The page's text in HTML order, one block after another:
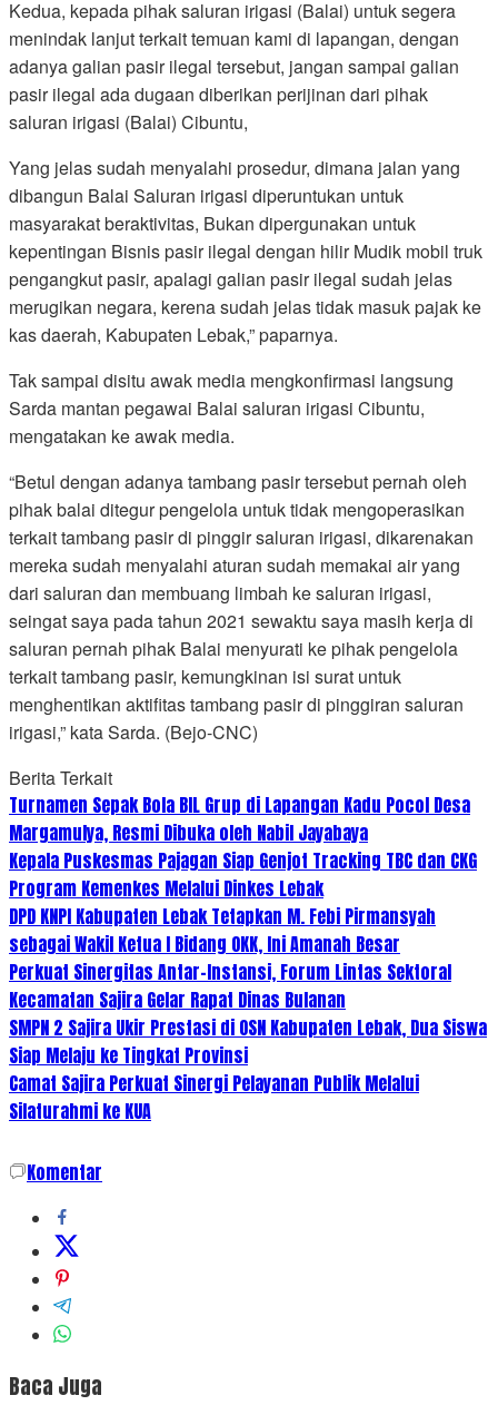
Kedua, kepada pihak saluran irigasi (Balai) untuk segera
menindak lanjut terkait temuan kami di lapangan, dengan
adanya galian pasir ilegal tersebut, jangan sampai galian
pasir ilegal ada dugaan diberikan perijinan dari pihak
saluran irigasi (Balai) Cibuntu,
Yang jelas sudah menyalahi prosedur, dimana jalan yang
dibangun Balai Saluran irigasi diperuntukan untuk
masyarakat beraktivitas, Bukan dipergunakan untuk
kepentingan Bisnis pasir ilegal dengan hilir Mudik mobil truk
pengangkut pasir, apalagi galian pasir ilegal sudah jelas
merugikan negara, kerena sudah jelas tidak masuk pajak ke
kas daerah, Kabupaten Lebak,” paparnya.
Tak sampai disitu awak media mengkonfirmasi langsung
Sarda mantan pegawai Balai saluran irigasi Cibuntu,
mengatakan ke awak media.
“Betul dengan adanya tambang pasir tersebut pernah oleh
pihak balai ditegur pengelola untuk tidak mengoperasikan
terkait tambang pasir di pinggir saluran irigasi, dikarenakan
mereka sudah menyalahi aturan sudah memakai air yang
dari saluran dan membuang limbah ke saluran irigasi,
seingat saya pada tahun 2021 sewaktu saya masih kerja di
saluran pernah pihak Balai menyurati ke pihak pengelola
terkait tambang pasir, kemungkinan isi surat untuk
menghentikan aktifitas tambang pasir di pinggiran saluran
irigasi,” kata Sarda. (Bejo-CNC)
Berita Terkait
Turnamen Sepak Bola BIL Grup di Lapangan Kadu Pocol Desa
Margamulya, Resmi Dibuka oleh Nabil Jayabaya
Kepala Puskesmas Pajagan Siap Genjot Tracking TBC dan CKG
Program Kemenkes Melalui Dinkes Lebak
DPD KNPI Kabupaten Lebak Tetapkan M. Febi Pirmansyah
sebagai Wakil Ketua I Bidang OKK, Ini Amanah Besar
Perkuat Sinergitas Antar-Instansi, Forum Lintas Sektoral
Kecamatan Sajira Gelar Rapat Dinas Bulanan
SMPN 2 Sajira Ukir Prestasi di OSN Kabupaten Lebak, Dua Siswa
Siap Melaju ke Tingkat Provinsi
Camat Sajira Perkuat Sinergi Pelayanan Publik Melalui
Silaturahmi ke KUA
Komentar
Baca Juga